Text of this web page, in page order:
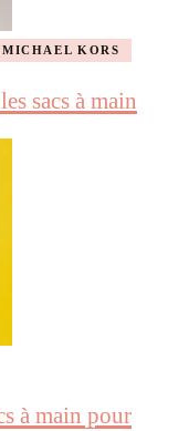
KORS
sacs à main
à main pour